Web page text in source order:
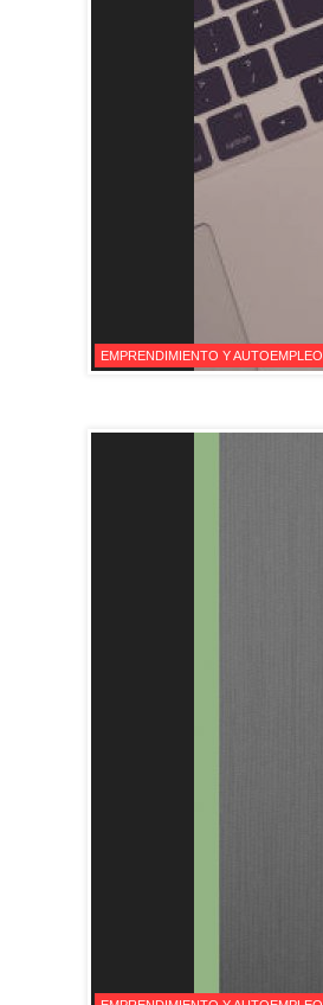
EMPRENDIMIENTO Y AUTOEMPLEO